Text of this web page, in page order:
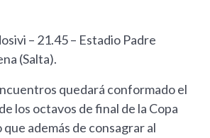
– 21.45 – Estadio Padre
(Salta).
quedará conformado el
los octavos de final de la Copa
además de consagrar al